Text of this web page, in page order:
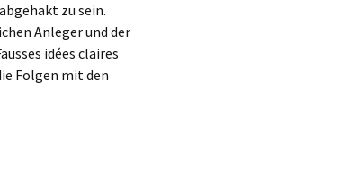
zu sein.
Anleger und der
idées claires
Folgen mit den